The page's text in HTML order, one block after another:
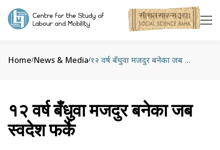
Home/News & Media/ १२ वर्ष बँधुवा मजदुर बनेका जब स्वदेश फर्के
१२ वर्ष बँधुवा मजदुर बनेका जब
स्वदेश फर्के